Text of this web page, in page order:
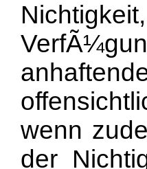
wenn
der